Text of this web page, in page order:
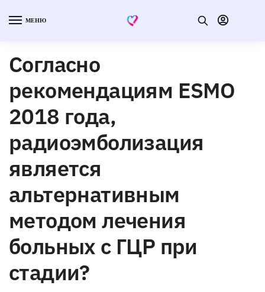
МЕНЮ
Согласно
рекомендациям ESMO
2018 года,
радиоэмболизация
является
альтернативным
методом лечения
больных с ГЦР при
стадии?